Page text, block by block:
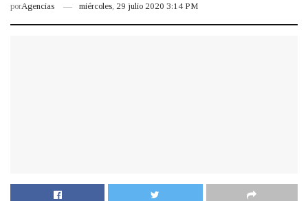
porAgencias miércoles, 29 julio 2020 3:14 PM